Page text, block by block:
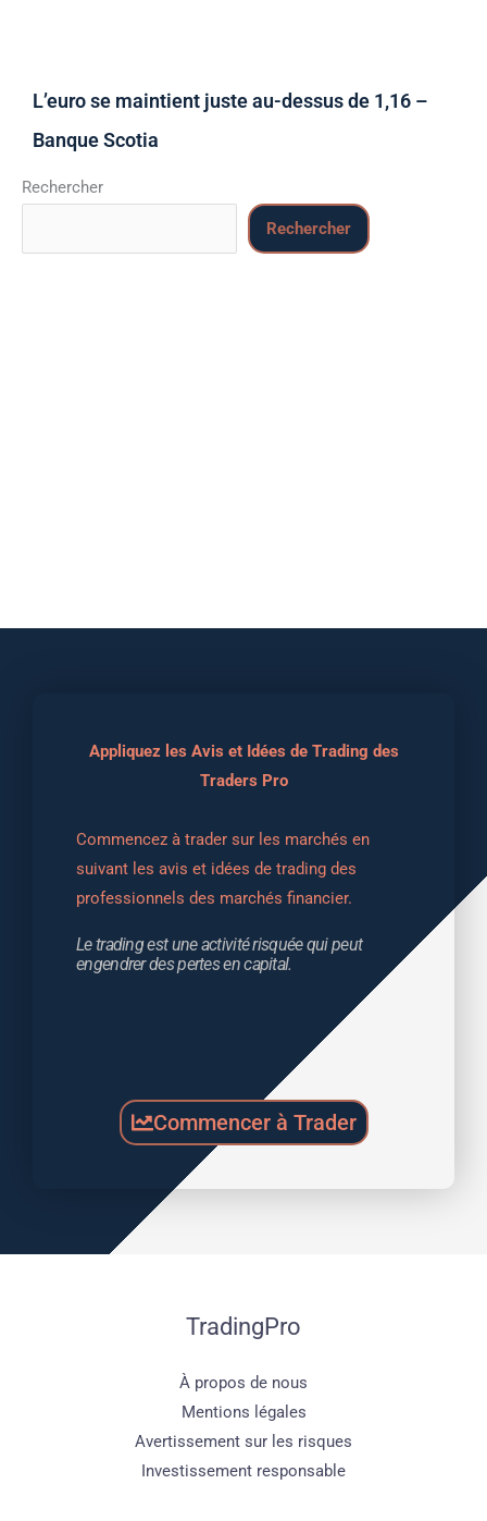
L’euro se maintient juste au-dessus de 1,16 –
Banque Scotia
Rechercher
Rechercher
Appliquez les Avis et Idées de Trading des
Traders Pro
Commencez à trader sur les marchés en
suivant les avis et idées de trading des
professionnels des marchés financier.
Le trading est une activité risquée qui peut
engendrer des pertes en capital.
Commencer à Trader
TradingPro
À propos de nous
Mentions légales
Avertissement sur les risques
Investissement responsable